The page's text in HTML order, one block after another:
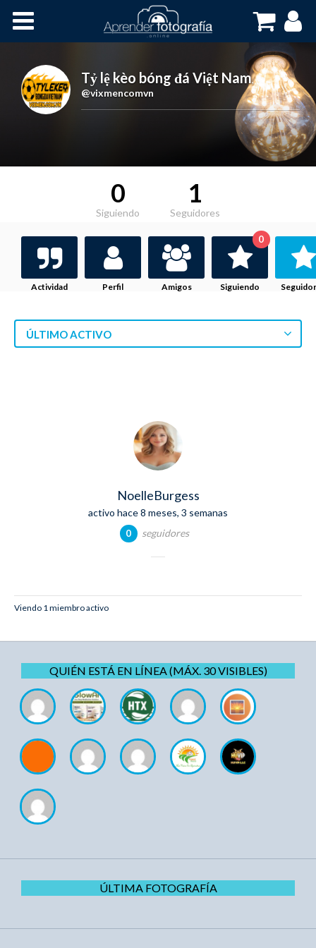
Cursos OnLine
Tỷ lệ kèo bóng đá Việt Nam,
@vixmencomvn
0
Siguiendo
1
Seguidores
Actividad Perfil Amigos Siguiendo
0
ÚLTIMO ACTIVO
NoelleBurgess
activo hace 8 meses, 3 semanas
0 seguidores
Viendo 1 miembro activo
QUIÉN ESTÁ EN LÍNEA (MÁX. 30 VISIBLES)
ÚLTIMA FOTOGRAFÍA